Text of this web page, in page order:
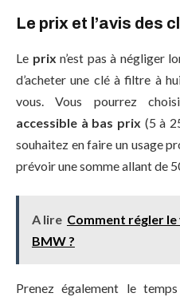
Le prix et l’avis des
Le prix n’est pas à négliger
d’acheter une clé à filtre à
vous. Vous pourrez
accessible à bas prix (5 à
souhaitez en faire un usage
prévoir une somme allant de
A lire Comment régler
BMW ?
Prenez également le